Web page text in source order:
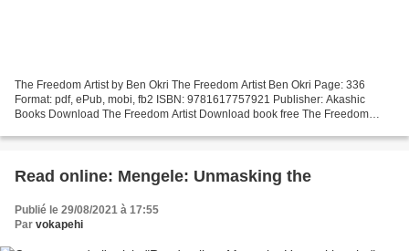
The Freedom Artist by Ben Okri The Freedom Artist Ben Okri Page: 336
Format: pdf, ePub, mobi, fb2 ISBN: 9781617757921 Publisher: Akashic
Books Download The Freedom Artist Download book free The Freedom
Read online: Mengele: Unmasking the
Publié le 29/08/2021 à 17:55
Par vokapehi